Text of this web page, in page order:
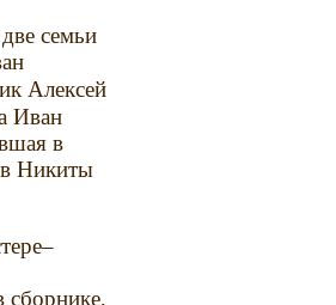
семьи
Алексей
Иван
в
Никиты
сборнике,